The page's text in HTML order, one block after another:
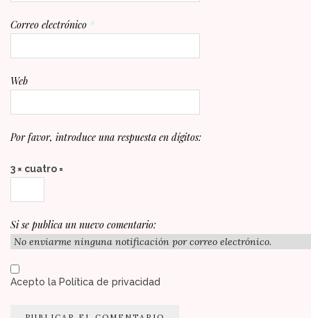
Correo electrónico *
Web
Por favor, introduce una respuesta en dígitos:
3 × cuatro =
Si se publica un nuevo comentario:
Acepto la Política de privacidad